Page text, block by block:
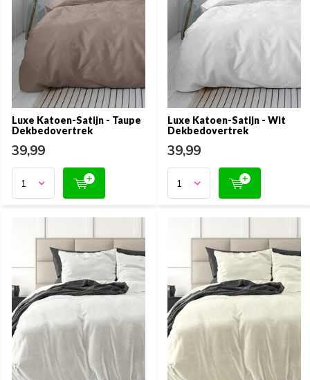
Luxe Katoen-Satijn - Taupe
Dekbedovertrek
39,99
Luxe Katoen-Satijn - Wit
Dekbedovertrek
39,99